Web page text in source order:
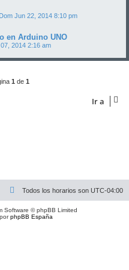
Dom Jun 22, 2014 8:10 pm
en Arduino UNO
2014 2:16 am
1 de 1
Ir a
Todos los horarios son UTC-04:00
Software © phpBB Limited
phpBB España